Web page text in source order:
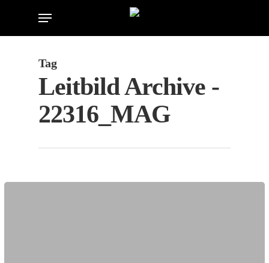
Menu
Tag
Leitbild Archive -
22316_MAG